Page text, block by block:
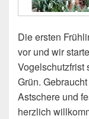
Die ersten
vor und wir
Vogelschutzfrist
Grün.
Astschere und
herzlich